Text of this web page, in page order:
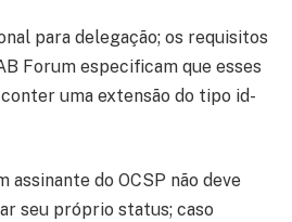
para delegação; os requisitos
Forum especificam que esses
uma extensão do tipo id-
assinante do OCSP não deve
seu próprio status; caso